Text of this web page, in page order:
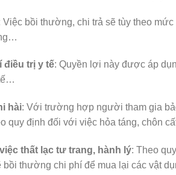
Việc bồi thường, chi trả sẽ tùy theo
điều trị y tế: Quyền lợi này được áp
hài: Với trường hợp người tham gia
quy định đối với việc hỏa táng, chôn
thất lạc tư trang, hành lý: Theo
bồi thường chi phí để mua lại các vật